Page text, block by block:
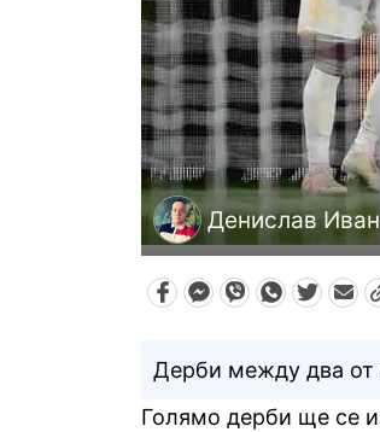
Денислав
Дерби между два от
Голямо дерби ще се